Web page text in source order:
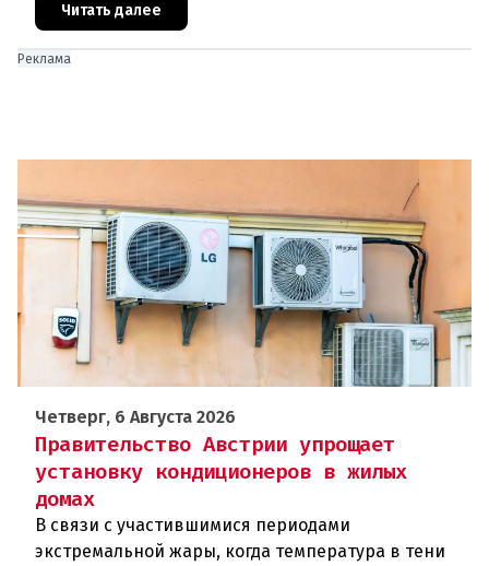
международных организаций, которые
Читать далее
Реклама
Четверг, 6 Августа 2026
Правительство Австрии упрощает
установку кондиционеров в жилых
домах
В связи с участившимися периодами
экстремальной жары, когда температура в тени